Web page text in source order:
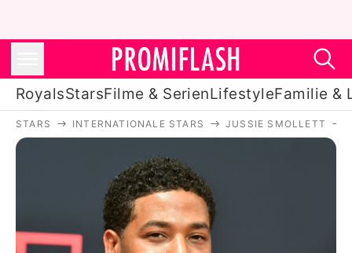
RoyalsStarsFilme & SerienLifestyleFamilie &
Royals
Stars
Filme & Serien
Lifestyle
STARS INTERNATIONALE STARS JUSSIE SMOLLETT